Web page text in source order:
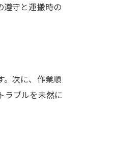
遵守と運搬時の
。次に、作業順
ラブルを未然に